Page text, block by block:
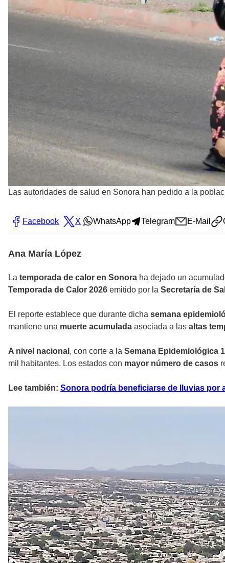
Las autoridades de salud en Sonora han pedido a la
Facebook X WhatsApp Telegram E-Mail
Ana María López
La temporada de calor en Sonora ha dejado un
Temporada de Calor 2026 emitido por la Secretaría de
El reporte establece que durante dicha semana
mantiene una muerte acumulada asociada a las altas
A nivel nacional , con corte a la Semana Epidemiológica
mil habitantes. Los estados con mayor número de casos
Lee también: Sonora podría beneficiarse de lluvias por